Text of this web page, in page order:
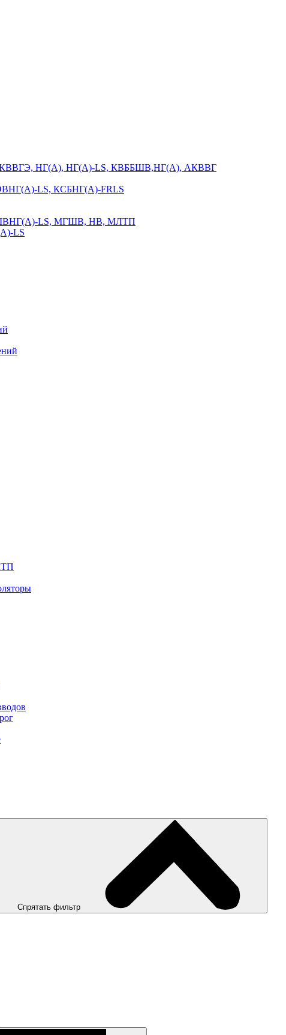
НГ(А), НГ(А)-LS, КВББШВ,НГ(А), АКВВГ
LS, КСБНГ(А)-FRLS
LS, МГШВ, НВ, МЛТП
LS
Спрятать фильтр